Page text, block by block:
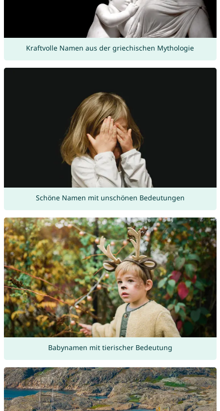
Kraftvolle Namen aus der griechischen Mythologie
Schöne Namen mit unschönen Bedeutungen
Babynamen mit tierischer Bedeutung